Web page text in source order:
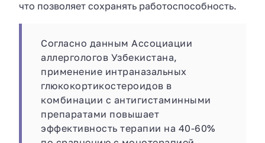
что позволяет сохранять работоспособность.
Согласно данным Ассоциации
аллергологов Узбекистана,
применение интраназальных
глюкокортикостероидов в
комбинации с антигистаминными
препаратами повышает
эффективность терапии на 40-60%